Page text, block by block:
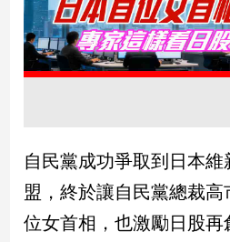
產
品
政
治
政
治
自民黨成功爭取到日本
盟，終於讓自民黨總裁
位女首相，也激勵日股